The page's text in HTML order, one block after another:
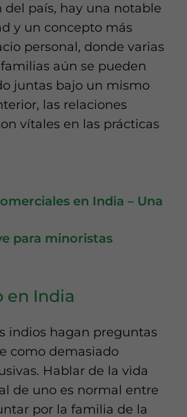
del país, hay una notable
y un concepto más
personal, donde varias
aún se pueden
juntas bajo un mismo
las relaciones
vítales en las prácticas
en India – Una
para minoristas
en India
indios hagan preguntas
como demasiado
Hablar de la vida
de uno es normal entre
por la familia de la